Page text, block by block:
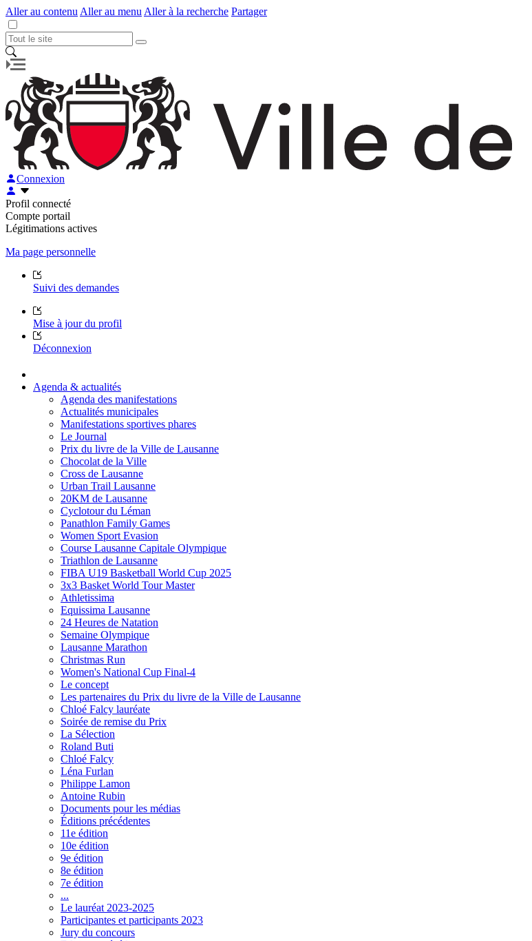
Aller au contenu Aller au menu Aller à la recherche Partager
Connexion
Profil connecté
Compte portail
Légitimations actives
Ma page personnelle
Suivi des demandes
Mise à jour du profil
Déconnexion
Agenda & actualités
Agenda des manifestations
Actualités municipales
Manifestations sportives phares
Le Journal
Prix du livre de la Ville de Lausanne
Chocolat de la Ville
Cross de Lausanne
Urban Trail Lausanne
20KM de Lausanne
Cyclotour du Léman
Panathlon Family Games
Women Sport Evasion
Course Lausanne Capitale Olympique
Triathlon de Lausanne
FIBA U19 Basketball World Cup 2025
3x3 Basket World Tour Master
Athletissima
Equissima Lausanne
24 Heures de Natation
Semaine Olympique
Lausanne Marathon
Christmas Run
Women's National Cup Final-4
Le concept
Les partenaires du Prix du livre de la Ville de Lausanne
Chloé Falcy lauréate
Soirée de remise du Prix
La Sélection
Roland Buti
Chloé Falcy
Léna Furlan
Philippe Lamon
Antoine Rubin
Documents pour les médias
Éditions précédentes
11e édition
10e édition
9e édition
8e édition
7e édition
...
Le lauréat 2023-2025
Participantes et participants 2023
Jury du concours